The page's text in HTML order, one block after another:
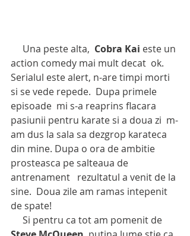
     Una peste alta,
Cobra Kai este un
action comedy mai mult decat  ok.
Serialul este alert, n-are timpi morti
si se vede repede.  Dupa primele
episoade  mi s-a reaprins flacara
pasiunii pentru karate si a doua zi  m-
am dus la sala sa dezgrop karateca
din mine. Dupa o ora de ambitie
prosteasca pe salteaua de
antrenament   rezultatul a venit de la
sine.  Doua zile am ramas intepenit
de spate!
     Si pentru ca tot am pomenit de